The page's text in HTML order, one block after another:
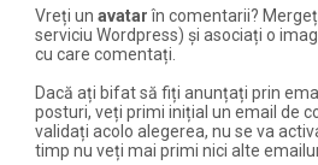
Vreți unavatarîn comentarii?
serviciu Wordpress) și asociați o
cu care comentați.
Dacă ați bifat să fiți anunțați prin
posturi, veți primi inițial un email de
validați acolo alegerea, nu se va
timp nu veți mai primi nici alte